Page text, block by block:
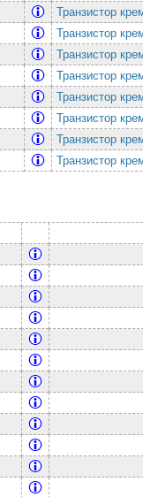
Транзистор
Транзистор
Транзистор
Транзистор
Транзистор
Транзистор
Транзистор
Транзистор